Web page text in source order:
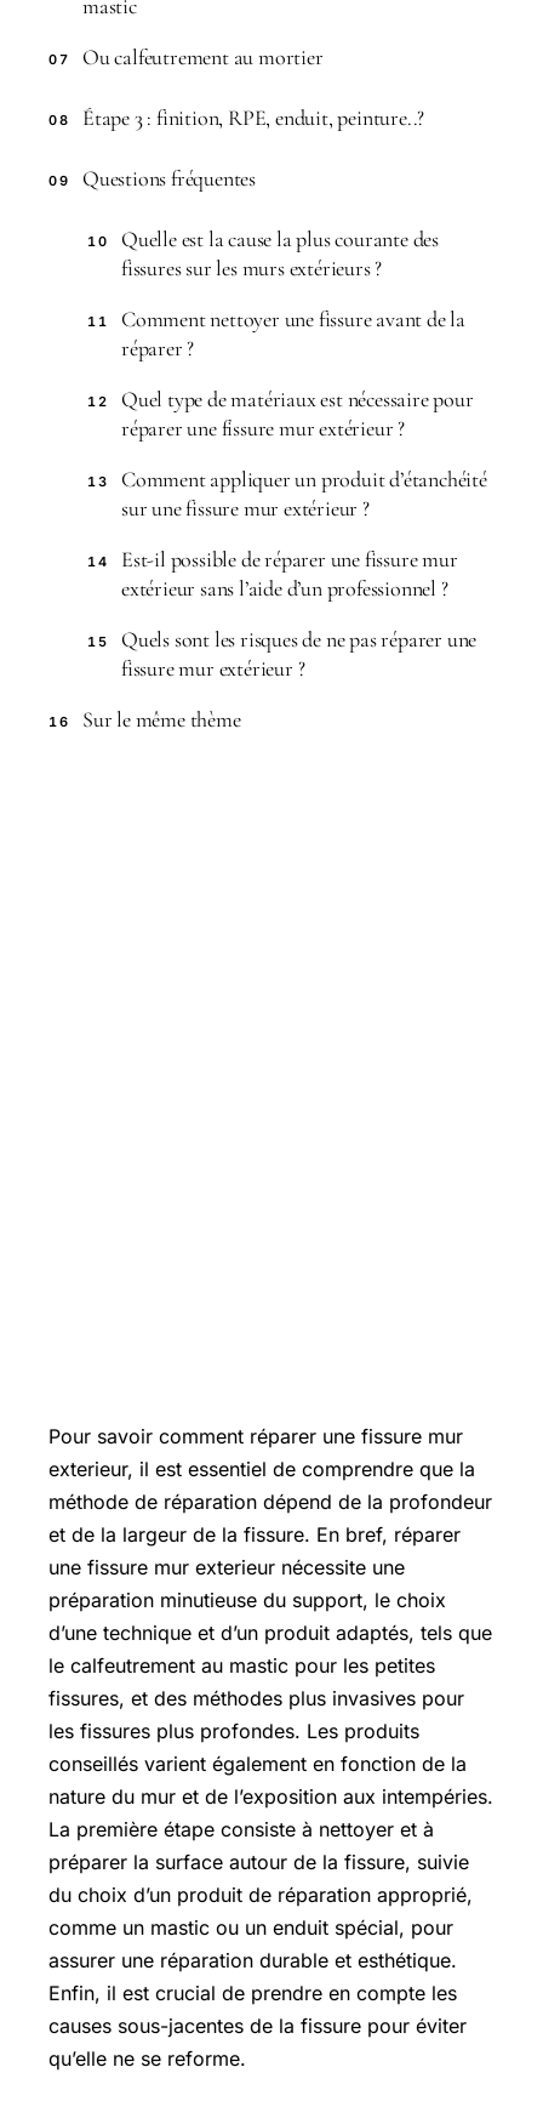
mastic
07 Ou calfeutrement au mortier
08 Étape 3 : finition, RPE, enduit, peinture..?
09 Questions fréquentes
10
Quelle est la cause la plus courante des
fissures sur les murs extérieurs ?
11
Comment nettoyer une fissure avant de la
réparer ?
12
Quel type de matériaux est nécessaire pour
réparer une fissure mur extérieur ?
13
Comment appliquer un produit d’étanchéité
sur une fissure mur extérieur ?
14
Est-il possible de réparer une fissure mur
extérieur sans l’aide d’un professionnel ?
15
Quels sont les risques de ne pas réparer une
fissure mur extérieur ?
16 Sur le même thème
Pour savoir comment réparer une fissure mur
exterieur, il est essentiel de comprendre que la
méthode de réparation dépend de la profondeur
et de la largeur de la fissure. En bref, réparer
une fissure mur exterieur nécessite une
préparation minutieuse du support, le choix
d’une technique et d’un produit adaptés, tels que
le calfeutrement au mastic pour les petites
fissures, et des méthodes plus invasives pour
les fissures plus profondes. Les produits
conseillés varient également en fonction de la
nature du mur et de l’exposition aux intempéries.
La première étape consiste à nettoyer et à
préparer la surface autour de la fissure, suivie
du choix d’un produit de réparation approprié,
comme un mastic ou un enduit spécial, pour
assurer une réparation durable et esthétique.
Enfin, il est crucial de prendre en compte les
causes sous-jacentes de la fissure pour éviter
qu’elle ne se reforme.